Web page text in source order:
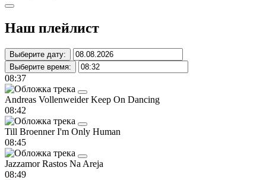
Наш плейлист
Выберите дату:
Выберите время:
08:37
Andreas VollenweiderKeep On Dancing
08:42
Till BroennerI'm Only Human
08:45
JazzamorRastos Na Areja
08:49